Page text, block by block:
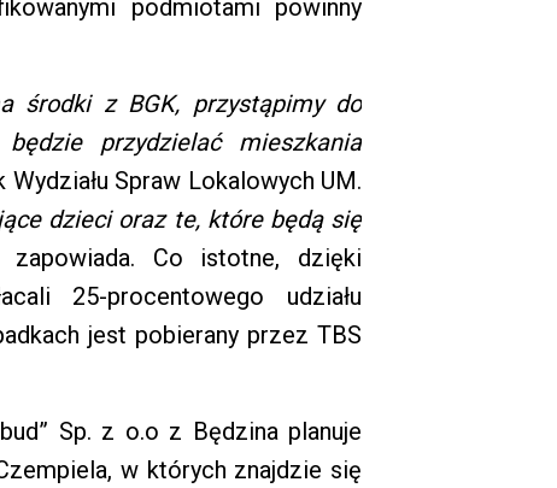
podmiotami powinny
środki z BGK, przystąpimy do
przydzielać mieszkania
Spraw Lokalowych UM.
dzieci oraz te, które będą się
Co istotne, dzięki
25-procentowego udziału
jest pobierany przez TBS
Sp. z o.o z Będzina planuje
w których znajdzie się